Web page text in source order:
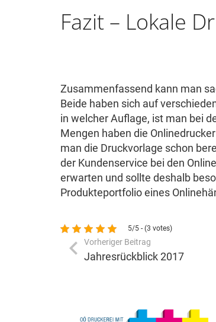
Fazit – Lokale
Zusammenfassend kann man
Beide haben sich auf
in welcher Auflage, ist man bei
Mengen haben die
man die Druckvorlage schon
der Kundenservice bei den
erwarten und sollte deshalb
Produkteportfolio eines
5/5 - (3 votes)
Vorheriger Beitrag
Jahresrückblick 2017